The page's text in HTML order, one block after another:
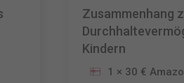
Zusammenhang
Kindern
1 × 30 €